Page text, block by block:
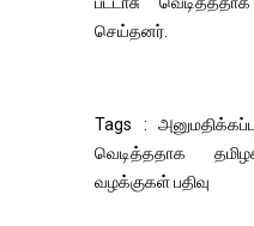
செய்தனர்.
Tags :
வெடித்ததாக
வழக்குகள் பதிவு